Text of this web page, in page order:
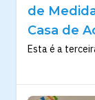
de
Casa de
Esta é a